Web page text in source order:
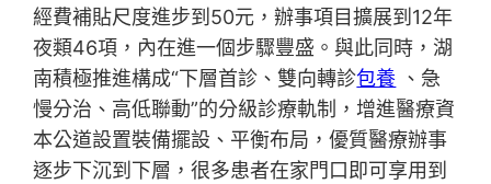
經費補貼尺度進步到50元，辦事項目擴展到12年
夜類46項，內在進一個步驟豐盛。與此同時，湖
南積極推進構成“下層首診、雙向轉診包養 、急
慢分治、高低聯動”的分級診療軌制，增進醫療資
本公道設置裝備擺設、平衡布局，優質醫療辦事
逐步下沉到下層，很多患者在家門口即可享用到